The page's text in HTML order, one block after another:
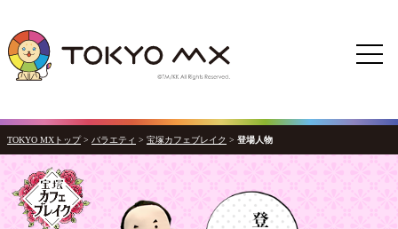
TOKYO MXトップ > バラエティ > 宝塚カフェブレイク > 登場人物